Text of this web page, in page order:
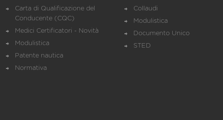
Carta di Qualificazione del
Conducente (CQC)
Medici Certificatori - Novità
Modulistica
Patente nautica
Normativa
Collaudi
Modulistica
Documento Unico
STED